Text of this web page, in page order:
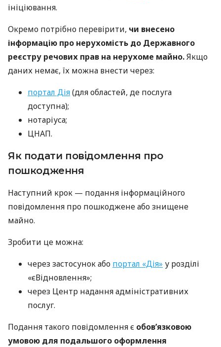
ініціювання.
Окремо потрібно перевірити, чи внесено
інформацію про нерухомість до Державного
реєстру речових прав на нерухоме майно.Якщо
даних немає, їх можна внести через:
портал Дія(для областей, де послуга
доступна);
нотаріуса;
ЦНАП.
Як подати повідомлення про
пошкодження
Наступний крок — подання інформаційного
повідомлення про пошкоджене або знищене
майно.
Зробити це можна:
через застосунок або портал «Дія» у розділі
«єВідновлення»;
через Центр надання адміністративних
послуг.
Подання такого повідомлення є обов’язковою
умовою для подальшого оформлення